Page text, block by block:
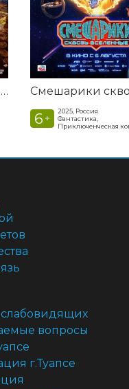
Последний богатырь. Колобок
6 +
2025, Россия
Фантастика,
Приключенческая
вопросы
г.Туапсе